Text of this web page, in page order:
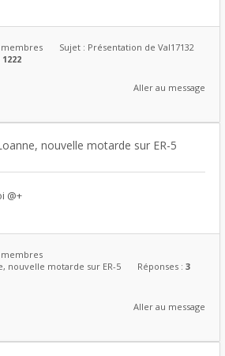
Sujet : Présentation de Val17132
1222
Aller au message
nouvelle motarde sur ER-5
@+
nouvelle motarde sur ER-5 Réponses : 3
Aller au message